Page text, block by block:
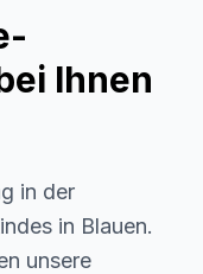
Ihnen
in der
in Blauen.
unsere